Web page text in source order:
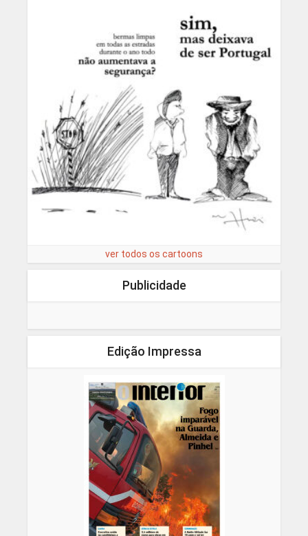
ver todos os cartoons
Publicidade
Edição Impressa